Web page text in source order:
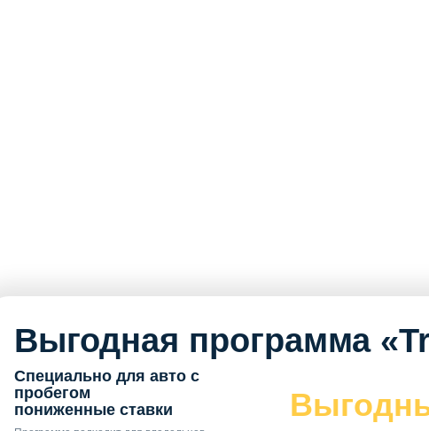
Выгодная программа
Специально для авто с
пробегом
пониженные ставки